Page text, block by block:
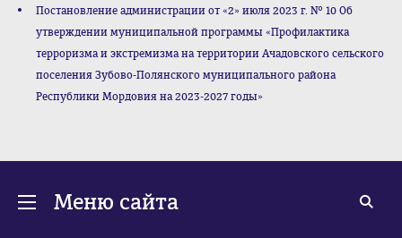
Постановление администрации от «2» июля 2023 г. № 10 Об
утверждении муниципальной программы «Профилактика
терроризма и экстремизма на территории Ачадовского сельского
поселения Зубово-Полянского муниципального района
Республики Мордовия на 2023-2027 годы»
Меню сайта